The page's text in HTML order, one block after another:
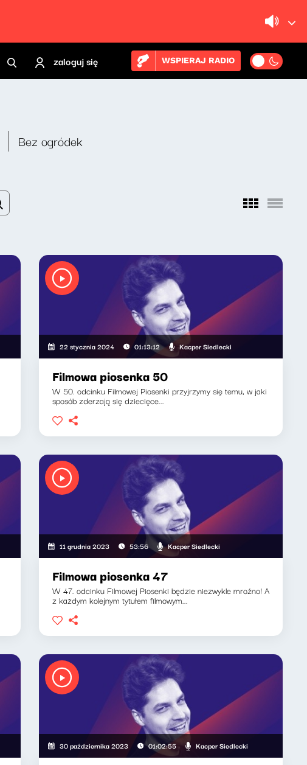
zaloguj się WSPIERAJ RADIO
Bez ogródek
22 stycznia 2024 01:13:12 Kacper Siedlecki
Filmowa piosenka 50
W 50. odcinku Filmowej Piosenki przyjrzymy się temu, w jaki
sposób zderzają się dziecięce...
11 grudnia 2023 53:56 Kacper Siedlecki
Filmowa piosenka 47
W 47. odcinku Filmowej Piosenki będzie niezwykle mroźno! A
z każdym kolejnym tytułem filmowym...
30 października 2023 01:02:55 Kacper Siedlecki